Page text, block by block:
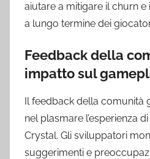
aiutare a mitigare il churn
a lungo termine dei
Feedback della
impatto sul
Il feedback della comunità
nel plasmare l’esperienza
Crystal. Gli sviluppatori
suggerimenti e